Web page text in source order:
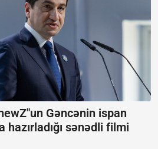
Gəncənin ispan
hazırladığı sənədli filmi